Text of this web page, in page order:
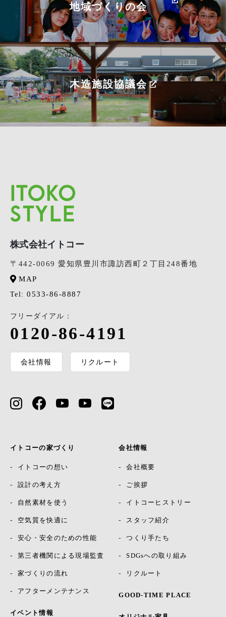
地域づくりの会
木造施設協議会
株式会社イトコー
〒442-0069 愛知県豊川市諏訪西町２丁目248番地
MAP
Tel: 0533-86-8887
フリーダイアル：
0120-86-4191
会社情報 リクルート
イトコーの家づくり
イトコーの想い
設計の考え方
自然素材を使う
空気質を快適に
安心・安全のための性能
第三者機関による現場監査
家づくりの流れ
アフターメンテナンス
イベント情報
会社情報
会社概要
ご挨拶
イトコーヒストリー
スタッフ紹介
つくり手たち
SDGsへの取り組み
リクルート
GOOD-TIME PLACE